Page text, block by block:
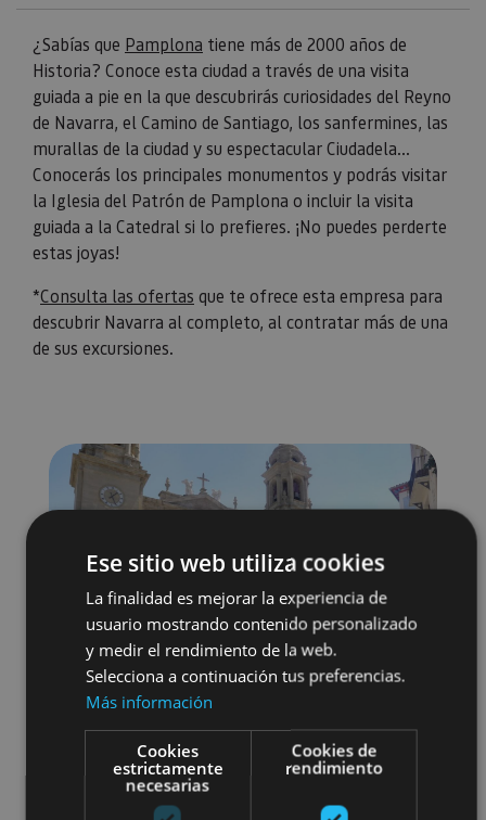
¿Sabías que Pamplona tiene más de 2000 años de
Historia? Conoce esta ciudad a través de una visita
guiada a pie en la que descubrirás curiosidades del Reyno
de Navarra, el Camino de Santiago, los sanfermines, las
murallas de la ciudad y su espectacular Ciudadela...
Conocerás los principales monumentos y podrás visitar
la Iglesia del Patrón de Pamplona o incluir la visita
guiada a la Catedral si lo prefieres. ¡No puedes perderte
estas joyas!
*Consulta las ofertas que te ofrece esta empresa para
descubrir Navarra al completo, al contratar más de una
de sus excursiones.
Ese sitio web utiliza cookies
La finalidad es mejorar la experiencia de
usuario mostrando contenido personalizado
y medir el rendimiento de la web.
Selecciona a continuación tus preferencias.
Más información
Cookies
estrictamente
necesarias
Cookies de
rendimiento